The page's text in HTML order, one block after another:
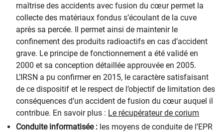
maîtrise des accidents avec fusion du cœur permet la
collecte des matériaux fondus s’écoulant de la cuve
après sa percée. Il permet ainsi de maintenir le
confinement des produits radioactifs en cas d’accident
grave. Le principe de fonctionnement a été validé en
2000 et sa conception détaillée approuvée en 2005.
L’IRSN a pu confirmer en 2015, le caractère satisfaisant
de ce dispositif et le respect de l’objectif de limitation des
conséquences d’un accident de fusion du cœur auquel il
contribue. En savoir plus : Le récupérateur de corium
Conduite informatisée : les moyens de conduite de l’EPR